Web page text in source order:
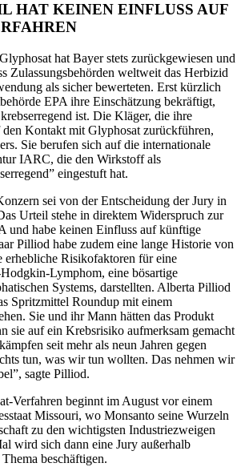
HAT KEINEN EINFLUSS AUF
hat Bayer stets zurückgewiesen und
Zulassungsbehörden weltweit das Herbizid
als sicher bewerteten. Erst kürzlich
EPA ihre Einschätzung bekräftigt,
ist. Die Kläger, die ihre
Kontakt mit Glyphosat zurückführen,
Sie berufen sich auf die internationale
IARC, die den Wirkstoff als
eingestuft hat.
sei von der Entscheidung der Jury in
Urteil stehe in direktem Widerspruch zur
und habe keinen Einfluss auf künftige
Pilliod habe zudem eine lange Historie von
erhebliche Risikofaktoren für eine
Lymphom, eine bösartige
Systems, darstellten. Alberta Pilliod
Spritzmittel Roundup mit einem
Sie und ihr Mann hätten das Produkt
sie auf ein Krebsrisiko aufmerksam gemacht
seit mehr als neun Jahren gegen
tun, was wir tun wollten. Das nehmen wir
sagte Pilliod.
Verfahren beginnt im August vor einem
Missouri, wo Monsanto seine Wurzeln
zu den wichtigsten Industriezweigen
wird sich dann eine Jury außerhalb
beschäftigen.